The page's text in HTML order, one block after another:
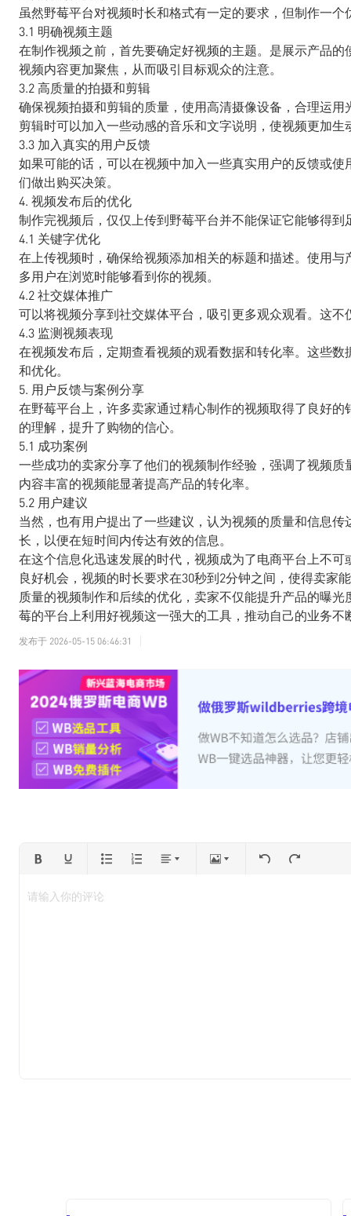
虽然野莓平台对视频时长和格式有一定的要求，但制作一
3.1 明确视频主题
在制作视频之前，首先要确定好视频的主题。是展示产品
视频内容更加聚焦，从而吸引目标观众的注意。
3.2 高质量的拍摄和剪辑
确保视频拍摄和剪辑的质量，使用高清摄像设备，合理运
剪辑时可以加入一些动感的音乐和文字说明，使视频更加生
3.3 加入真实的用户反馈
如果可能的话，可以在视频中加入一些真实用户的反馈或
们做出购买决策。
4. 视频发布后的优化
制作完视频后，仅仅上传到野莓平台并不能保证它能够得
4.1 关键字优化
在上传视频时，确保给视频添加相关的标题和描述。使用
多用户在浏览时能够看到你的视频。
4.2 社交媒体推广
可以将视频分享到社交媒体平台，吸引更多观众观看。这
4.3 监测视频表现
在视频发布后，定期查看视频的观看数据和转化率。这些
和优化。
5. 用户反馈与案例分享
在野莓平台上，许多卖家通过精心制作的视频取得了良好
的理解，提升了购物的信心。
5.1 成功案例
一些成功的卖家分享了他们的视频制作经验，强调了视频
内容丰富的视频能显著提高产品的转化率。
5.2 用户建议
当然，也有用户提出了一些建议，认为视频的质量和信息
长，以便在短时间内传达有效的信息。
在这个信息化迅速发展的时代，视频成为了电商平台上不
良好机会，视频的时长要求在30秒到2分钟之间，使得卖家
质量的视频制作和后续的优化，卖家不仅能提升产品的曝
莓的平台上利用好视频这一强大的工具，推动自己的业务不
发布于 2026-05-15 06:46:31
请输入你的评论